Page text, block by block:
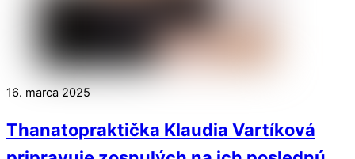
16. marca 2025
Thanatopraktička Klaudia Vartíková